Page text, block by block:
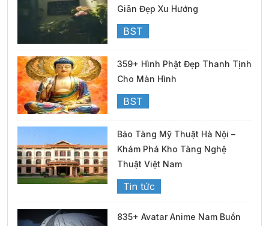
Giãn Đẹp Xu Hướng
BST
359+ Hình Phật Đẹp Thanh Tịnh
Cho Màn Hình
BST
Bảo Tàng Mỹ Thuật Hà Nội –
Khám Phá Kho Tàng Nghệ
Thuật Việt Nam
Tin tức
835+ Avatar Anime Nam Buồn